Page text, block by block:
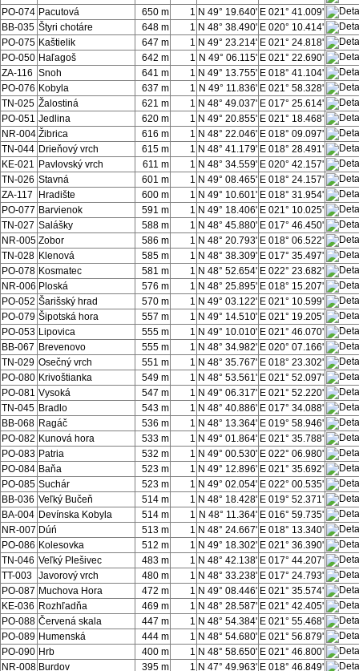
PO-074 Pacutová 650 m 1 N 49° 19.640' E 021° 41.009'
BB-035 Štyri chotáre 648 m 1 N 48° 38.490' E 020° 10.414'
PO-075 Kaštielik 647 m 1 N 49° 23.214' E 021° 24.818'
PO-050 Haľagoš 642 m 1 N 49° 06.115' E 021° 22.690'
ZA-116 Snoh 641 m 1 N 49° 13.755' E 018° 41.104'
PO-076 Kobyla 637 m 1 N 49° 11.836' E 021° 58.328'
TN-025 Žalostiná 621 m 1 N 48° 49.037' E 017° 25.614'
PO-051 Jedlina 620 m 1 N 49° 20.855' E 021° 18.468'
NR-004 Žibrica 616 m 1 N 48° 22.046' E 018° 09.097'
TN-044 Drieňový vrch 615 m 1 N 48° 41.179' E 018° 28.491'
KE-021 Pavlovský vrch 611 m 1 N 48° 34.559' E 020° 42.157'
TN-026 Stavná 601 m 1 N 49° 08.465' E 018° 24.157'
ZA-117
Hradište 600 m 1 N 49° 10.601' E 018° 31.954'
PO-077 Barvienok 591 m 1 N 49° 18.406' E 021° 10.025'
TN-027 Salášky 588 m 1 N 48° 45.880' E 017° 46.450'
NR-005 Zobor 586 m 1 N 48° 20.793' E 018° 06.522'
TN-028 Klenová 585 m 1 N 48° 38.309' E 017° 35.497'
PO-078 Kosmatec 581 m 1 N 48° 52.654' E 022° 23.682'
NR-006 Ploská 576 m 1 N 48° 25.895' E 018° 15.207'
PO-052 Šarišský hrad 570 m 1 N 49° 03.122' E 021° 10.599'
PO-079 Šipotská hora 557 m 1 N 49° 14.510' E 021° 19.205'
PO-053 Lipovica 555 m 1 N 49° 10.010' E 021° 46.070'
BB-067 Brevenovo 555 m 1 N 48° 34.982' E 020° 07.166'
TN-029 Osečný vrch 551 m 1 N 48° 35.767' E 018° 23.302'
PO-080 Krivoštianka 549 m 1 N 48° 53.561' E 021° 52.097'
PO-081 Vysoká 547 m 1 N 49° 06.317' E 021° 52.220'
TN-045 Bradlo 543 m 1 N 48° 40.886' E 017° 34.088'
BB-068 Ragáč 536 m 1 N 48° 13.364' E 019° 58.946'
PO-082 Kunová hora 533 m 1 N 49° 01.864' E 021° 35.788'
PO-083 Patria 532 m 1 N 49° 00.530' E 022° 06.980'
PO-084 Baňa 523 m 1 N 49° 12.896' E 021° 35.692'
PO-085 Suchár 523 m 1 N 49° 02.054' E 022° 00.535'
BB-036 Veľký Bučeň 514 m 1 N 48° 18.428' E 019° 52.371'
BA-004 Devínska Kobyla 514 m 1 N 48° 11.364' E 016° 59.735'
NR-007 Dúń 513 m 1 N 48° 24.667' E 018° 13.340'
PO-086 Kolesovka 512 m 1 N 49° 18.302' E 021° 36.390'
TN-046 Veľký Plešivec 483 m 1 N 48° 42.138' E 017° 44.207'
TT-003 Javorový vrch 480 m 1 N 48° 33.238' E 017° 24.793'
PO-087 Muchova Hora 472 m 1 N 49° 08.446' E 021° 35.574'
KE-036 Rozhľadňa 469 m 1 N 48° 28.587' E 021° 42.405'
PO-088 Červená skala 447 m 1 N 48° 54.384' E 021° 55.468'
PO-089 Humenská 444 m 1 N 48° 54.680' E 021° 56.879'
PO-090 Hrb 400 m 1 N 48° 58.650' E 021° 46.800'
NR-008 Burdov 395 m 1 N 47° 49.963' E 018° 46.849'